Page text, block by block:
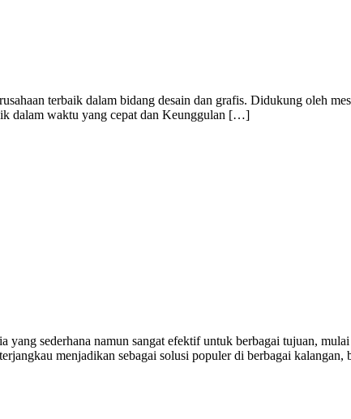
terbaik dalam bidang desain dan grafis. Didukung oleh
dalam waktu yang cepat dan Keunggulan […]
sederhana namun sangat efektif untuk berbagai tujuan,
menjadikan sebagai solusi populer di berbagai